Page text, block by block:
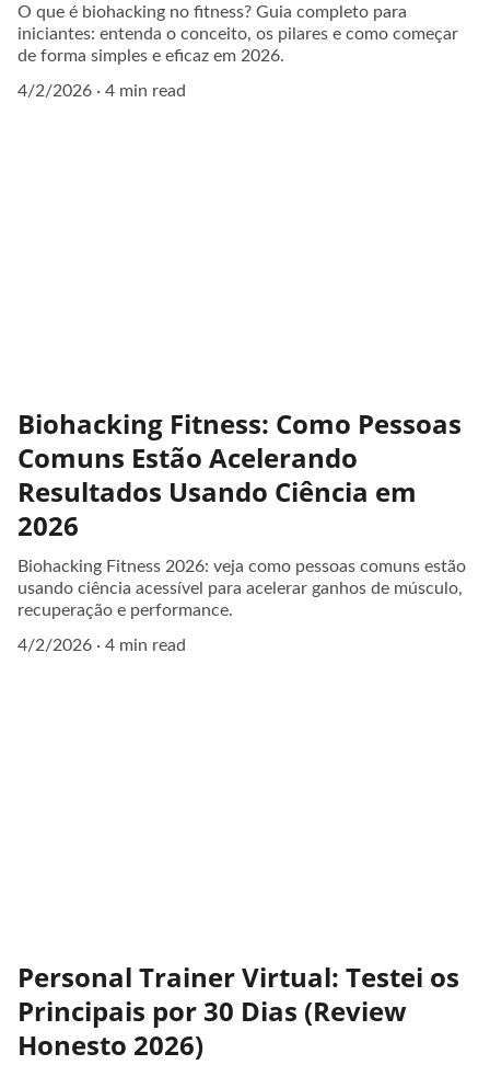
O que é biohacking no fitness? Guia completo para
iniciantes: entenda o conceito, os pilares e como começar
de forma simples e eficaz em 2026.
4/2/2026
4 min read
Biohacking Fitness: Como Pessoas
Comuns Estão Acelerando
Resultados Usando Ciência em
2026
Biohacking Fitness 2026: veja como pessoas comuns estão
usando ciência acessível para acelerar ganhos de músculo,
recuperação e performance.
4/2/2026
4 min read
Personal Trainer Virtual: Testei os
Principais por 30 Dias (Review
Honesto 2026)